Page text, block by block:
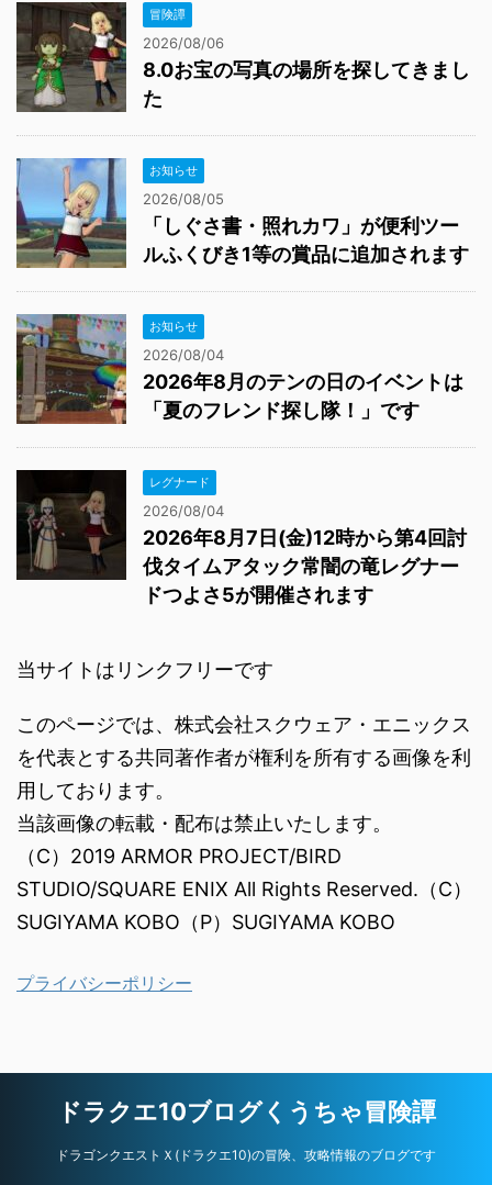
冒険譚
2026/08/06
8.0お宝の写真の場所を探してきまし
た
お知らせ
2026/08/05
「しぐさ書・照れカワ」が便利ツー
ルふくびき1等の賞品に追加されます
お知らせ
2026/08/04
2026年8月のテンの日のイベントは
「夏のフレンド探し隊！」です
レグナード
2026/08/04
2026年8月7日(金)12時から第4回討
伐タイムアタック常闇の竜レグナー
ドつよさ5が開催されます
当サイトはリンクフリーです
このページでは、株式会社スクウェア・エニックス
を代表とする共同著作者が権利を所有する画像を利
用しております。
当該画像の転載・配布は禁止いたします。
（C）2019 ARMOR PROJECT/BIRD
STUDIO/SQUARE ENIX All Rights Reserved.（C）
SUGIYAMA KOBO（P）SUGIYAMA KOBO
プライバシーポリシー
ドラクエ10ブログくうちゃ冒険譚
ドラゴンクエストＸ(ドラクエ10)の冒険、攻略情報のブログです